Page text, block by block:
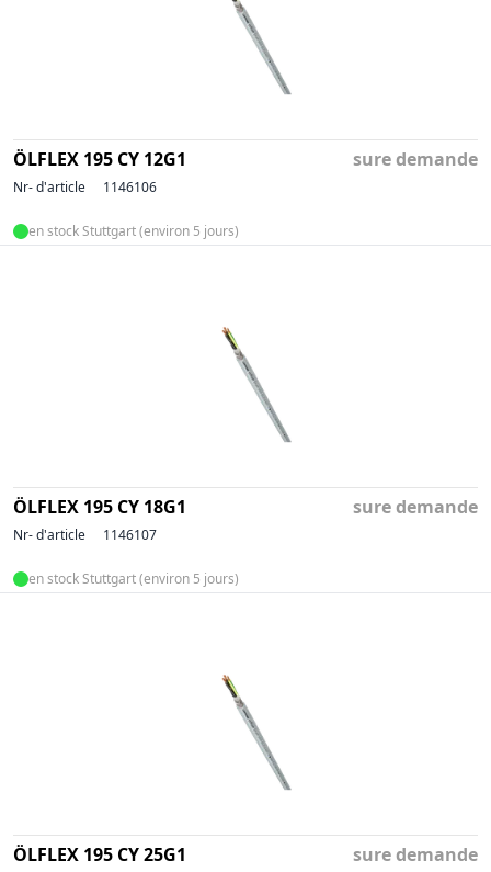
ÖLFLEX 195 CY 12G1 sure demande
Nr- d'article 1146106
en stock Stuttgart (environ 5 jours)
ÖLFLEX 195 CY 18G1 sure demande
Nr- d'article 1146107
en stock Stuttgart (environ 5 jours)
ÖLFLEX 195 CY 25G1 sure demande